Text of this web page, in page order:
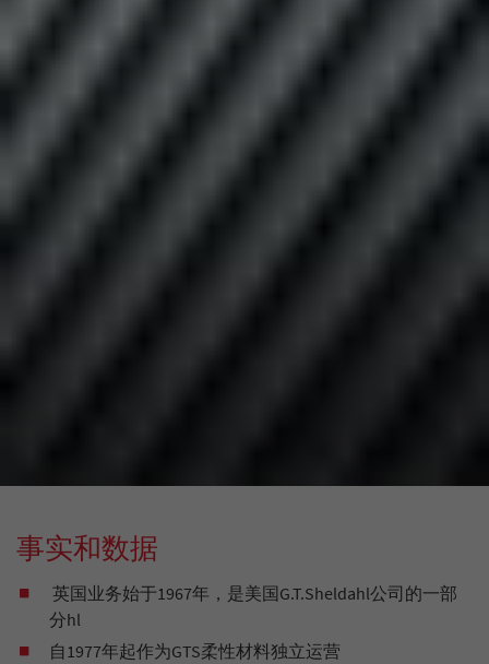
事实和数据
英国业务始于1967年，是美国G.T.Sheldahl公司的一部
分hl
自1977年起作为GTS柔性材料独立运营